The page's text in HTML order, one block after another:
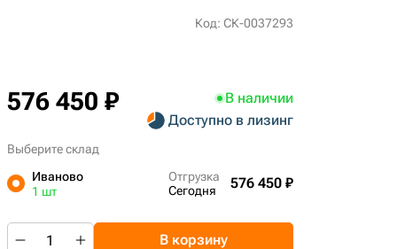
Код: СК-0037293
576 450 ₽
В наличии
Доступно в лизинг
Выберите склад
Иваново
1 шт
Отгрузка
Сегодня
576 450 ₽
В корзину